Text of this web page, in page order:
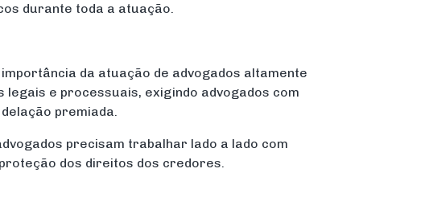
durante toda a atuação.
da atuação de advogados altamente
e processuais, exigindo advogados com
premiada.
precisam trabalhar lado a lado com
dos direitos dos credores.